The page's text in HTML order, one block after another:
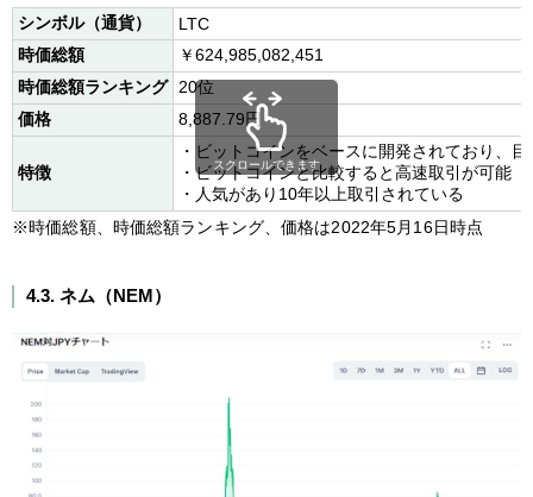
シンボル（通貨）
LTC
時価総額
￥624,985,082,451
時価総額ランキング
20位
価格
8,887.79円
特徴
・ビットコインをベースに開発されており、
・ビットコインと比較すると高速取引が可能
・人気があり10年以上取引されている
スクロールできます
※時価総額、時価総額ランキング、価格は2022年5月16日時点
4.3. ネム（NEM）